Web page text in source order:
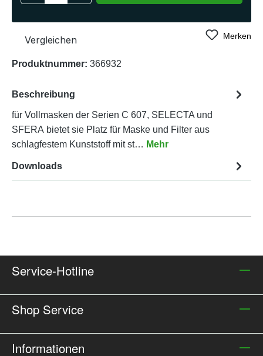
Vergleichen Merken
Produktnummer: 366932
Beschreibung
für Vollmasken der Serien C 607, SELECTA und
SFERA bietet sie Platz für Maske und Filter aus
schlagfestem Kunststoff mit st… Mehr
Downloads
Service-Hotline
Shop Service
Informationen